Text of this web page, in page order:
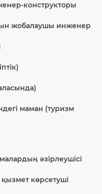
конструкторы
жобалаушы инженер
маман (туризм
әзірлеушісі
көрсетуші